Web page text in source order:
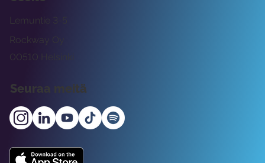
Rockway Oy
Lemuntie 3-5
00510 Helsinki
Seuraa meitä